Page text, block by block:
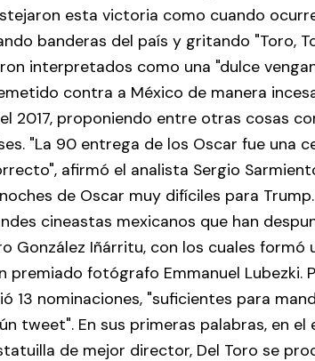
esta victoria como cuando
banderas del país y gritando "Toro,
interpretados como una "dulce
contra a México de manera
2017, proponiendo entre otras cosas
"La 90 entrega de los Oscar fue una
afirmó el analista Sergio
de Oscar muy difíciles para
cineastas mexicanos que han
González Iñárritu, con los cuales formó
premiado fotógrafo Emmanuel Lubezki.
13 nominaciones, "suficientes para
tweet". En sus primeras palabras, en el
de mejor director, Del Toro se